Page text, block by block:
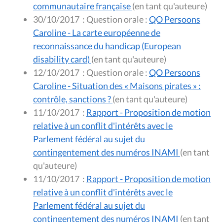
communautaire française
(en tant qu'auteure)
30/10/2017 : Question orale :QO Persoons
Caroline - La carte européenne de
reconnaissance du handicap (European
disability card)
(en tant qu'auteure)
12/10/2017 : Question orale :QO Persoons
Caroline - Situation des « Maisons pirates » :
contrôle, sanctions ?
(en tant qu'auteure)
11/10/2017 : Rapport - Proposition de motion
relative à un conflit d'intérêts avec le
Parlement fédéral au sujet du
contingentement des numéros INAMI (en tant
qu'auteure)
11/10/2017 : Rapport - Proposition de motion
relative à un conflit d'intérêts avec le
Parlement fédéral au sujet du
contingentement des numéros INAMI (en tant